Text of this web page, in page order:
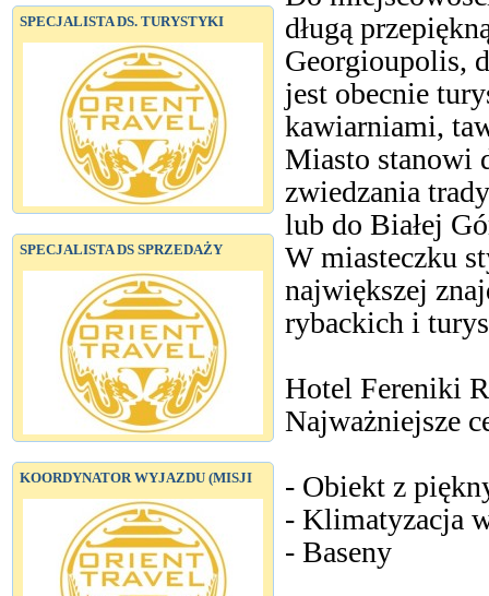
SPECJALISTA DS. TURYSTYKI
SPECJALISTA DS SPRZEDAŻY
KOORDYNATOR WYJAZDU (MISJI
długą
Georgioupolis,
jest obecnie
kawiarniami,
Miasto stanowi
zwiedzania
lub do Białej
W miasteczku
największej
rybackich i
Hotel Fereniki
Najważniejsze
- Obiekt z
- Klimatyzacja
- Baseny